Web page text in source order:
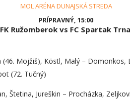
MOL ARÉNA DUNAJSKÁ STREDA
PRÍPRAVNÝ, 15:00
Ružomberok vs FC Spartak
(46. Mojžiš), Köstl, Malý – Domonkos,
(72. Tučný)
Štetina, Jureškin – Procházka,